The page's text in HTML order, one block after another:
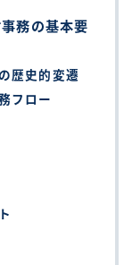
務の基本要
歴史的変遷
フロー